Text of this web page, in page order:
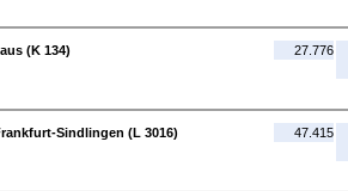
(K 134)
27.776
Sindlingen (L 3016)
47.415